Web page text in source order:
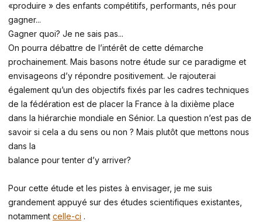
«produire » des enfants compétitifs, performants, nés pour
gagner...
Gagner quoi? Je ne sais pas...
On pourra débattre de l’intérêt de cette démarche
prochainement. Mais basons notre étude sur ce paradigme et
envisageons d’y répondre positivement. Je rajouterai
également qu’un des objectifs fixés par les cadres techniques
de la fédération est de placer la France à la dixième place
dans la hiérarchie mondiale en Sénior. La question n’est pas de
savoir si cela a du sens ou non ? Mais plutôt que mettons nous
dans la
balance pour tenter d’y arriver?
Pour cette étude et les pistes à envisager, je me suis
grandement appuyé sur des études scientifiques existantes,
notamment celle-ci .